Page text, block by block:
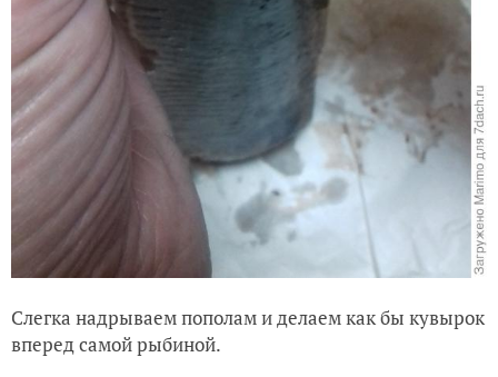
Слегка надрываем пополам и делаем как бы кувырок
вперед самой рыбиной.